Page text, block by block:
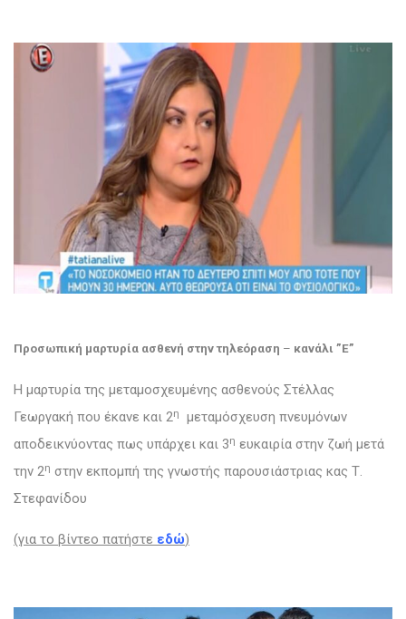
Προσωπική μαρτυρία ασθενή στην τηλεόραση – κανάλι ”Ε”
Η μαρτυρία της μεταμοσχευμένης ασθενούς Στέλλας
Γεωργακή που έκανε και 2η
μεταμόσχευση πνευμόνων
αποδεικνύοντας πως υπάρχει και 3η ευκαιρία στην ζωή μετά
την 2η στην εκπομπή της γνωστής παρουσιάστριας κας Τ.
Στεφανίδου
(για το βίντεο πατήστε εδώ)